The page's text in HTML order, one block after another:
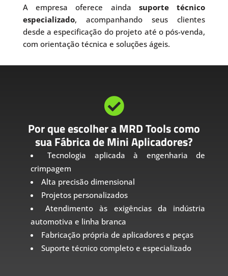
A empresa oferece ainda suporte técnico
especializado, acompanhando seus clientes
desde a especificação do projeto até o pós-venda,
com orientação técnica e soluções ágeis.

Por que escolher a MRD Tools como
sua Fábrica de Mini Aplicadores?
Tecnologia aplicada à engenharia de
crimpagem
Alta precisão dimensional
Projetos personalizados
Atendimento às exigências da indústria
automotiva e linha branca
Fabricação própria de aplicadores e peças
Suporte técnico completo e especializado